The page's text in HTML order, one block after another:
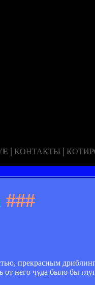
| КОНТАКТЫ |
###
прекрасным
него чуда было бы